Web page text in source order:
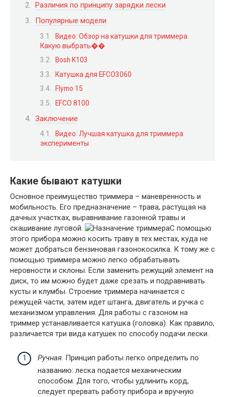
Различия по принципу зарядки лески
Популярные модели
Видео: Обзор на катушки для триммера.
Какую выбрать��
Bosh K103
Катушка для EFCO3060
Flymo 15
EFCO 8100
Заключение
Видео: Лучшая катушка для триммера
эксперименты
Какие бывают катушки
Основное преимущество триммера – маневренность и
мобильность. Его предназначение – трава, растущая на
дачных участках, выравнивание газонной травы и
скашивание луговой.
С помощью
этого прибора можно косить траву в тех местах, куда не
может добраться бензиновая газонокосилка. К тому же с
помощью триммера можно легко обрабатывать
неровности и склоны. Если заменить режущий элемент на
диск, то им можно будет даже срезать и подравнивать
кусты и клумбы. Строение триммера начинается с
режущей части, затем идет штанга, двигатель и ручка с
механизмом управления. Для работы с газоном на
триммер устанавливается катушка (головка). Как правило,
различается три вида катушек по способу подачи лески.
Ручная. Принцип работы легко определить по
названию: леска подается механическим
способом. Для того, чтобы удлинить корд,
следует прервать работу прибора и вручную